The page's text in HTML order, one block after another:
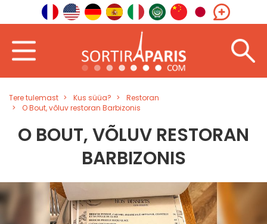
Tere tulemast Kus süüa?
Restoran
O Bout, võluv restoran Barbizonis
O BOUT, VÕLUV RESTORAN
BARBIZONIS